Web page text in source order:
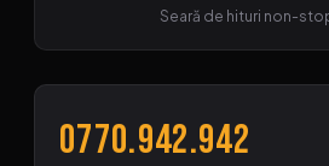
Seară de hituri non-
0770.942.942